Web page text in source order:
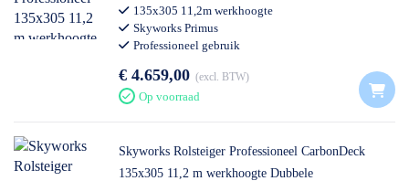
135x305 11,2m werkhoogte
Skyworks Primus
Professioneel gebruik
€ 4.659,00 excl. BTW
Op voorraad
Skyworks Rolsteiger Professioneel CarbonDeck
135x305 11,2 m werkhoogte Dubbele